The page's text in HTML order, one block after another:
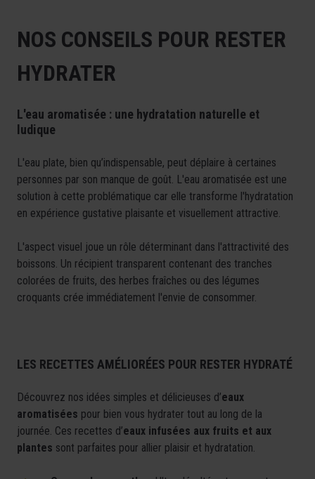
NOS CONSEILS POUR RESTER
HYDRATER
L'eau aromatisée : une hydratation naturelle et
ludique
L'eau plate, bien qu’indispensable, peut déplaire à certaines
personnes par son manque de goût. L'eau aromatisée est une
solution à cette problématique car elle transforme l'hydratation
en expérience gustative plaisante et visuellement attractive.
L'aspect visuel joue un rôle déterminant dans l'attractivité des
boissons. Un récipient transparent contenant des tranches
colorées de fruits, des herbes fraîches ou des légumes
croquants crée immédiatement l'envie de consommer.
LES RECETTES AMÉLIORÉES POUR RESTER HYDRATÉ
Découvrez nos idées simples et délicieuses d’eaux
aromatisées pour bien vous hydrater tout au long de la
journée. Ces recettes d’eaux infusées aux fruits et aux
plantes sont parfaites pour allier plaisir et hydratation.